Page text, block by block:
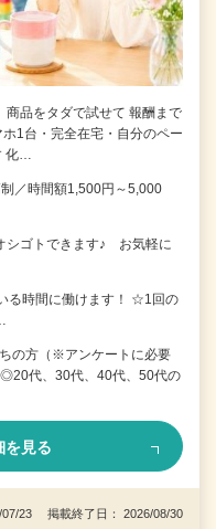
品をタダで試せて 報酬まで
1台・完全在宅・自分のペー
化…
／時間額1,500円～5,000
シゴトできます♪ お気軽に
る時間に働けます！ ☆1回の
の方（※アンケートに必要
代、30代、40代、50代の
を見る
07/23 掲載終了日： 2026/08/30